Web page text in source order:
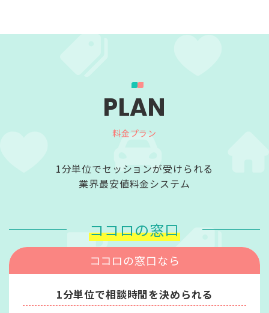
PLAN
料金プラン
1分単位でセッションが受けられる
業界最安値料金システム
ココロの窓口
ココロの窓口なら
1分単位で相談時間を決められる